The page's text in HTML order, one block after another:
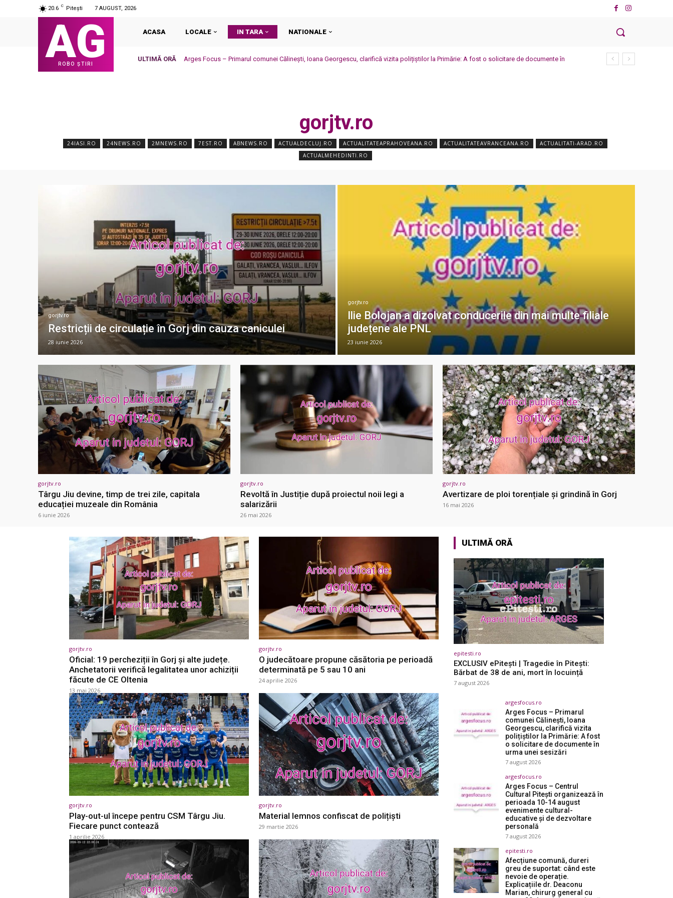
20.6 C Pitești 7 AUGUST, 2026
AG
ROBO ȘTIRI
ACASA LOCALE IN TARA NATIONALE
ULTIMĂ ORĂ
Arges Focus – Primarul comunei Călinești, Ioana Georgescu, clarifică vizita polițiștilor la Primărie: A fost o solicitare de documente în
gorjtv.ro
24IASI.RO 24NEWS.RO 2MNEWS.RO 7EST.RO ABNEWS.RO ACTUALDECLUJ.RO ACTUALITATEAPRAHOVEANA.RO ACTUALITATEAVRANCEANA.RO
ACTUALITATI-ARAD.RO
ACTUALMEHEDINTI.RO
gorjtv.ro
Restricții de circulație în Gorj din cauza caniculei
28 iunie 2026
gorjtv.ro
Ilie Bolojan a dizolvat conducerile din mai multe filiale
județene ale PNL
23 iunie 2026
gorjtv.ro
Târgu Jiu devine, timp de trei zile, capitala
educației muzeale din România
6 iunie 2026
gorjtv.ro
Revoltă în Justiție după proiectul noii legi a
salarizării
26 mai 2026
gorjtv.ro
Avertizare de ploi torențiale și grindină în Gorj
16 mai 2026
gorjtv.ro
Oficial: 19 percheziții în Gorj și alte județe.
Anchetatorii verifică legalitatea unor achiziții
făcute de CE Oltenia
13 mai 2026
gorjtv.ro
O judecătoare propune căsătoria pe perioadă
determinată pe 5 sau 10 ani
24 aprilie 2026
gorjtv.ro
Play-out-ul începe pentru CSM Târgu Jiu.
Fiecare punct contează
1 aprilie 2026
gorjtv.ro
Material lemnos confiscat de polițiști
29 martie 2026
ULTIMĂ ORĂ
epitesti.ro
EXCLUSIV ePitești | Tragedie în Pitești:
Bărbat de 38 de ani, mort în locuință
7 august 2026
argesfocus.ro
Arges Focus – Primarul
comunei Călinești, Ioana
Georgescu, clarifică vizita
polițiștilor la Primărie: A fost
o solicitare de documente în
urma unei sesizări
7 august 2026
argesfocus.ro
Arges Focus – Centrul
Cultural Pitești organizează în
perioada 10-14 august
evenimente cultural-
educative și de dezvoltare
personală
7 august 2026
epitesti.ro
Afecțiune comună, dureri
greu de suportat: când este
nevoie de operație.
Explicațiile dr. Deaconu
Marian, chirurg general cu